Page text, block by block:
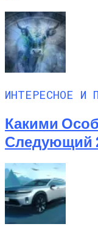
ИНТЕРЕСНОЕ И
Какими
Следующий